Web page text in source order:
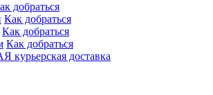
добраться
Как добраться
Как добраться
Как добраться
доставка